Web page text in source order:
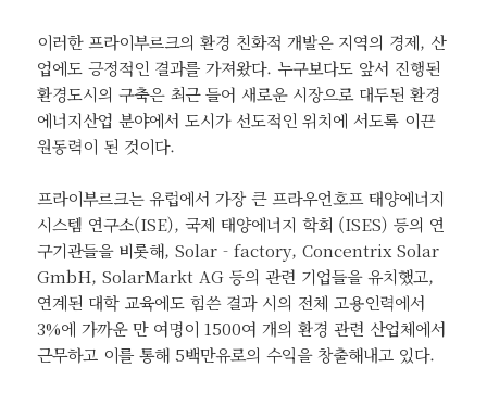
이러한 프라이부르크의 환경 친화적 개발은 지역의 경제, 산
업에도 긍정적인 결과를 가져왔다. 누구보다도 앞서 진행된
환경도시의 구축은 최근 들어 새로운 시장으로 대두된 환경
에너지산업 분야에서 도시가 선도적인 위치에 서도록 이끈
원동력이 된 것이다.
프라이부르크는 유럽에서 가장 큰 프라우언호프 태양에너지
시스템 연구소(ISE), 국제 태양에너지 학회 (ISES) 등의 연
구기관들을 비롯해, Solar‐factory, Concentrix Solar
GmbH, SolarMarkt AG 등의 관련 기업들을 유치했고,
연계된 대학 교육에도 힘쓴 결과 시의 전체 고용인력에서
3%에 가까운 만 여명이 1500여 개의 환경 관련 산업체에서
근무하고 이를 통해 5백만유로의 수익을 창출해내고 있다.